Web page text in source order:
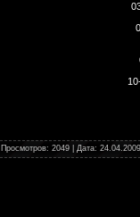
Просмотров: 2049 | Дата: 24.04.2009